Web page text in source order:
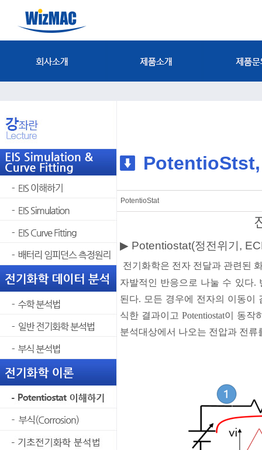
PotentioStst,
PotentioStat
▶ Potentiostat(정전위기,
전기화학은 전자 전달과 관련된
자발적인 반응으로 나눌 수 있다.
된다. 모든 경우에 전자의 이동이
식한 결과이고 Potentiostat이 동
분석대상에서 나오는 전압과 전